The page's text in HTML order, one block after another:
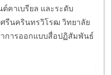
คาเบรียล และระดับ
รีนครินทรวิโรฒ วิทยาลัย
การออกแบบสื่อปฏิสัมพันธ์